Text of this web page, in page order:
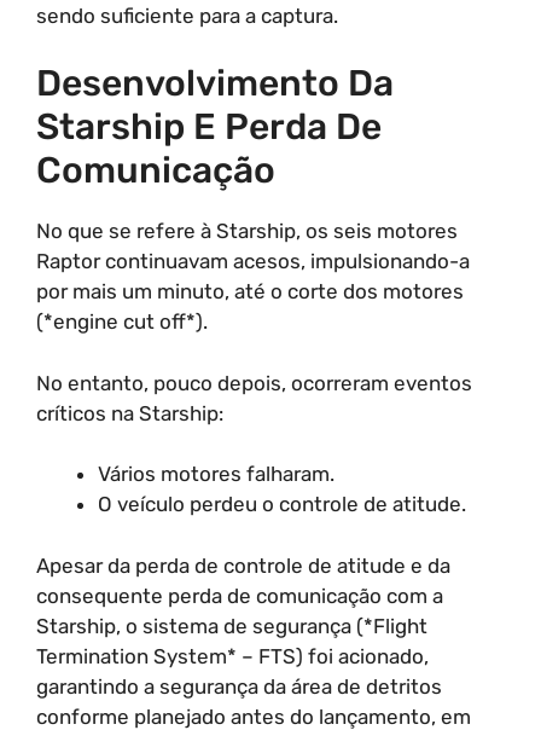
sendo suficiente para a captura.
Desenvolvimento Da
Starship E Perda De
Comunicação
No que se refere à Starship, os seis motores
Raptor continuavam acesos, impulsionando-a
por mais um minuto, até o corte dos motores
(*engine cut off*).
No entanto, pouco depois, ocorreram eventos
críticos na Starship:
Vários motores falharam.
O veículo perdeu o controle de atitude.
Apesar da perda de controle de atitude e da
consequente perda de comunicação com a
Starship, o sistema de segurança (*Flight
Termination System* – FTS) foi acionado,
garantindo a segurança da área de detritos
conforme planejado antes do lançamento, em